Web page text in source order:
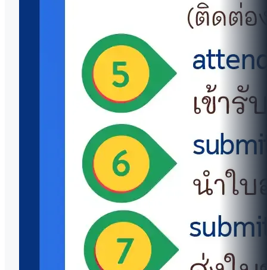
เลขที่ 999 ถนนพุทธมณฑลสาย 4 ตำบลศาลายา
อำเภอพุทธมณฑล
จังหวัดนครปฐม 73170 ประเทศไทย
+66 2 700 5000
+66 98 269 0302
icwww@mahidol.ac.th
ข้อมูลติดต่อและแบบฟอร์มเยี่ยมชม
การประเมินคุณธรรมและความโปร่งใส (ITA)
สื่อและเอกลักษณ์องค์กร
ศูนย์สอบ (MUIC Test Center)
แจ้งข้อร้องเรียน
นโยบายความเป็นส่วนตัว
งานพัสดุจัดซื้อจัดจ้าง